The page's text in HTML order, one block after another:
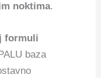
noktima.
formuli
baza